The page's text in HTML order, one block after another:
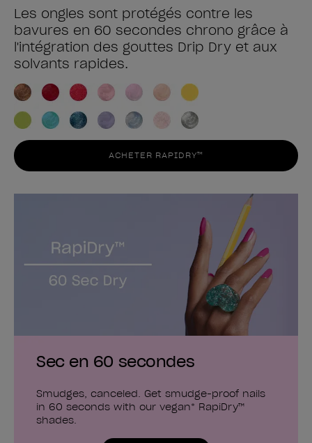
Les ongles sont protégés contre les
bavures en 60 secondes chrono grâce à
l'intégration des gouttes Drip Dry et aux
solvants rapides.
ACHETER RAPIDRY™
Sec en 60 secondes
Smudges, canceled. Get smudge-proof nails
in 60 seconds with our vegan* RapiDry™
shades.